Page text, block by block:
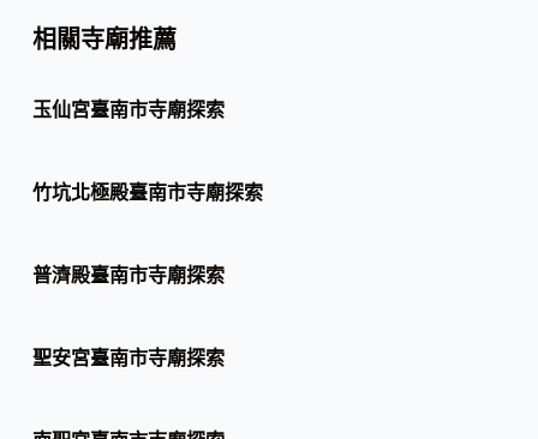
相關寺廟推薦
玉仙宮臺南市寺廟探索
竹坑北極殿臺南市寺廟探索
普濟殿臺南市寺廟探索
聖安宮臺南市寺廟探索